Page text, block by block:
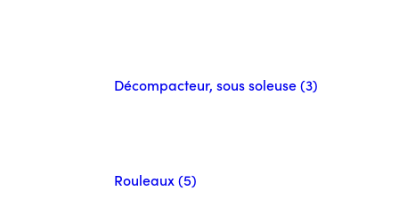
Décompacteur, sous soleuse (3)
Rouleaux (5)